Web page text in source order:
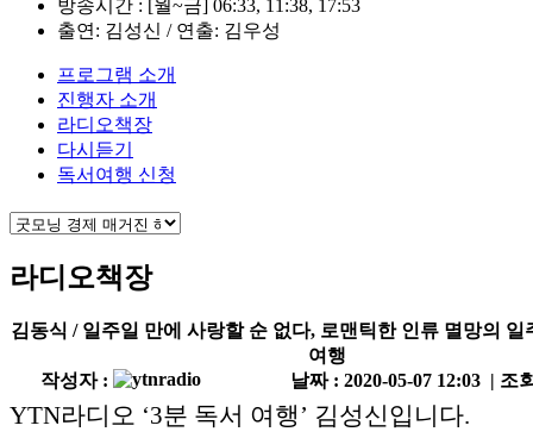
방송시간 : [월~금] 06:33, 11:38, 17:53
출연: 김성신 / 연출: 김우성
프로그램 소개
진행자 소개
라디오책장
다시듣기
독서여행 신청
라디오책장
김동식 / 일주일 만에 사랑할 순 없다, 로맨틱한 인류 멸망의 일
여행
작성자 :
날짜 : 2020-05-07 12:03 | 조
YTN라디오 ‘3분 독서 여행’ 김성신입니다.